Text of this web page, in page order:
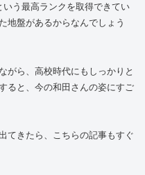
う最高ランクを取得できてい
地盤があるからなんでしょう
がら、高校時代にもしっかりと
ると、今の和田さんの姿にすご
てきたら、こちらの記事もすぐ